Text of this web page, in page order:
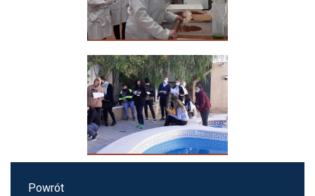
Powrót